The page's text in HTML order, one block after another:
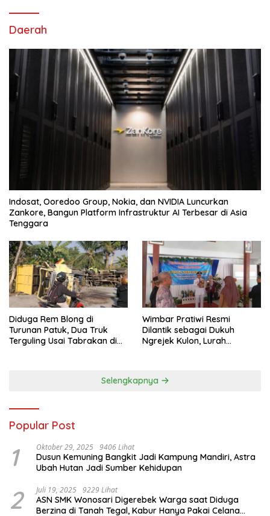
Daerah
Indosat, Ooredoo Group, Nokia, dan NVIDIA Luncurkan
Zankore, Bangun Platform Infrastruktur AI Terbesar di Asia
Tenggara
Diduga Rem Blong di
Turunan Patuk, Dua Truk
Terguling Usai Tabrakan di
Wimbar Pratiwi Resmi
Dilantik sebagai Dukuh
Ngrejek Kulon, Lurah
Selengkapnya
Popular Post
1 Oktober 29, 2025 9406 Lihat
Dusun Kemuning Bangkit Jadi Kampung Mandiri, Astra
Ubah Hutan Jadi Sumber Kehidupan
2 Juli 19, 2025 9229 Lihat
ASN SMK Wonosari Digerebek Warga saat Diduga
Berzina di Tanah Tegal, Kabur Hanya Pakai Celana